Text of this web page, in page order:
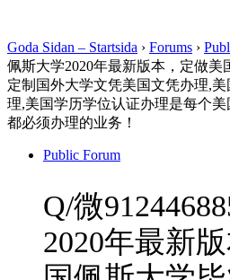
Goda Sidan – Startsida › Forums ›
佩斯大学2020年最新版本，定做美
定制国外大学文凭美国文凭办理,
理,美国学历学位认证办理是每个
都必须办理的业务！
Public Forum
Q/微
2020年最新